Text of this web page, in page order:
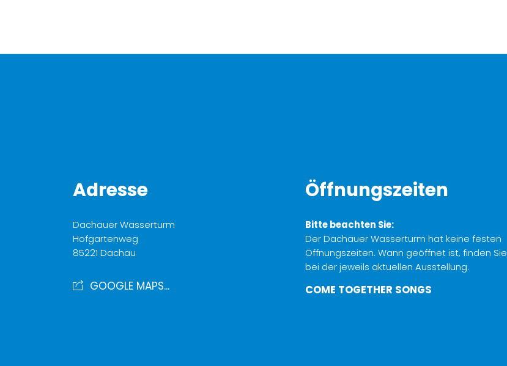
Adresse
Dachauer Wasserturm
Hofgartenweg
85221 Dachau
GOOGLE MAPS...
Öffnungszeiten
Bitte beachten Sie:
Der Dachauer Wasserturm hat keine festen
Öffnungszeiten. Wann geöffnet ist, finden Sie
bei der jeweils aktuellen Ausstellung.
COME TOGETHER SONGS